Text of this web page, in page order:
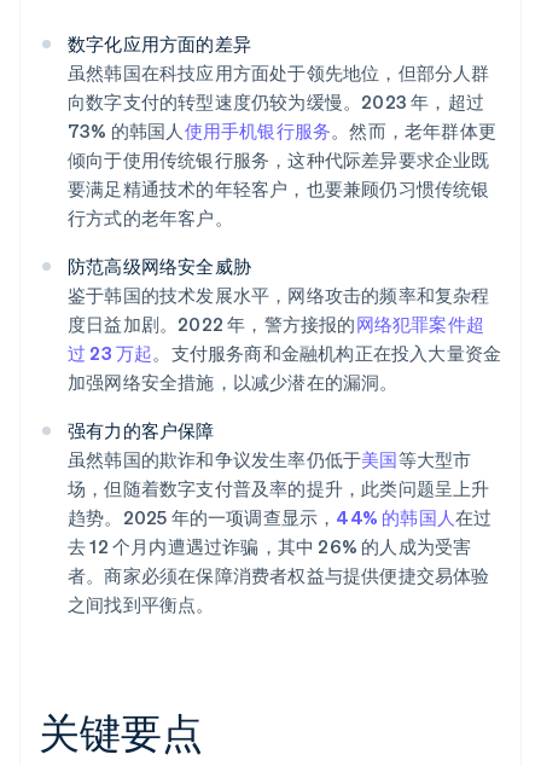
数字化应用方面的差异
虽然韩国在科技应用方面处于领先地位，但部分人群
向数字支付的转型速度仍较为缓慢。2023 年，超过
73% 的韩国人使用手机银行服务。然而，老年群体更
倾向于使用传统银行服务，这种代际差异要求企业既
要满足精通技术的年轻客户，也要兼顾仍习惯传统银
行方式的老年客户。
防范高级网络安全威胁
鉴于韩国的技术发展水平，网络攻击的频率和复杂程
度日益加剧。2022 年，警方接报的网络犯罪案件超
过 23 万起。支付服务商和金融机构正在投入大量资金
加强网络安全措施，以减少潜在的漏洞。
强有力的客户保障
虽然韩国的欺诈和争议发生率仍低于美国等大型市
场，但随着数字支付普及率的提升，此类问题呈上升
趋势。2025 年的一项调查显示， 44% 的韩国人在过
去 12 个月内遭遇过诈骗，其中 26% 的人成为受害
者。商家必须在保障消费者权益与提供便捷交易体验
之间找到平衡点。
关键要点